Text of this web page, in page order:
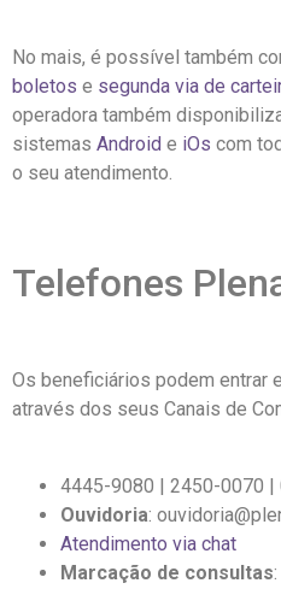
No mais, é possível também
boletos e segunda via de
operadora também
sistemas Android e iOs com
o seu atendimento.
Telefones
Os beneficiários podem entrar
através dos seus Canais de
4445-9080 | 2450-0070
Ouvidoria:
Atendimento via chat
Marcação de consultas